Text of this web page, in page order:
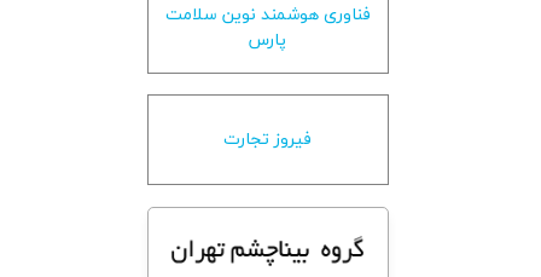
فناوری هوشمند نوین سلامت
پارس
فیروز تجارت